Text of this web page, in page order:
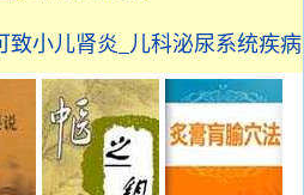
致小儿肾炎_儿科泌尿系统疾病